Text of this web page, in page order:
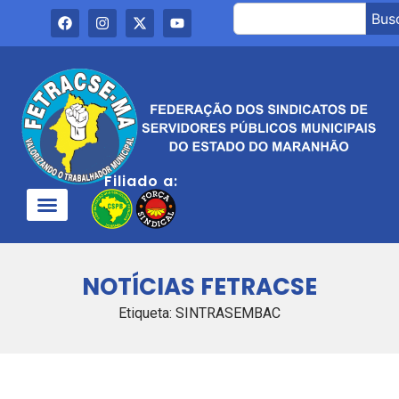
Filiado a:
NOTÍCIAS FETRACSE
Etiqueta: SINTRASEMBAC